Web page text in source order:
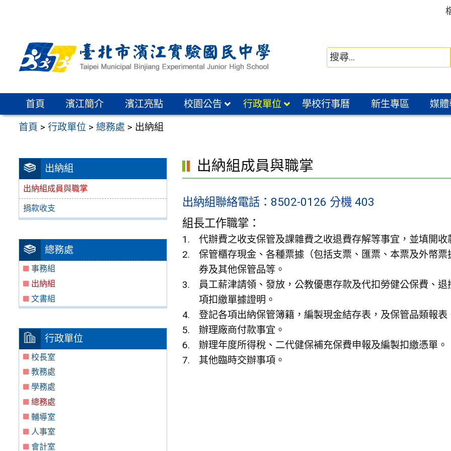
區
首頁 濱江簡介 濱江亮點 校園公告 行政單位 學校行事曆 新生專區 媒
首頁 >行政單位 >總務處 > 出納組
出納組
出納組成員與職掌
捐款收支
總務處
事務組
出納組
文書組
行政單位
校長室
教務處
學務處
總務處
輔導室
人事室
會計室
出納組成員與職掌
出納組聯絡電話：8502-0126 分機 403
組長工作職掌：
代辦費之收支保管及課雜費之收退費存解等事宜，並填開收
保管櫃存現金、各種票據（包括支票、匯票、本票及外幣
券及其他保管品等。
員工薪津請領、發放，公教優惠存款及代扣勞健公保費、
項扣繳單據證明。
登記各項出納保管簿籍，編製現金結存表，及保管品類報表
辦理廠商付款事宜。
辦理年度所得稅、二代健保補充保費申報及編製扣繳憑單。
其他臨時交辦事項。